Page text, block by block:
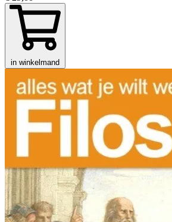
in winkelmand